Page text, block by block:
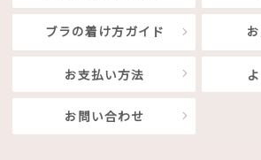
ブラの着け方ガイド
お支払い方法
お問い合わせ